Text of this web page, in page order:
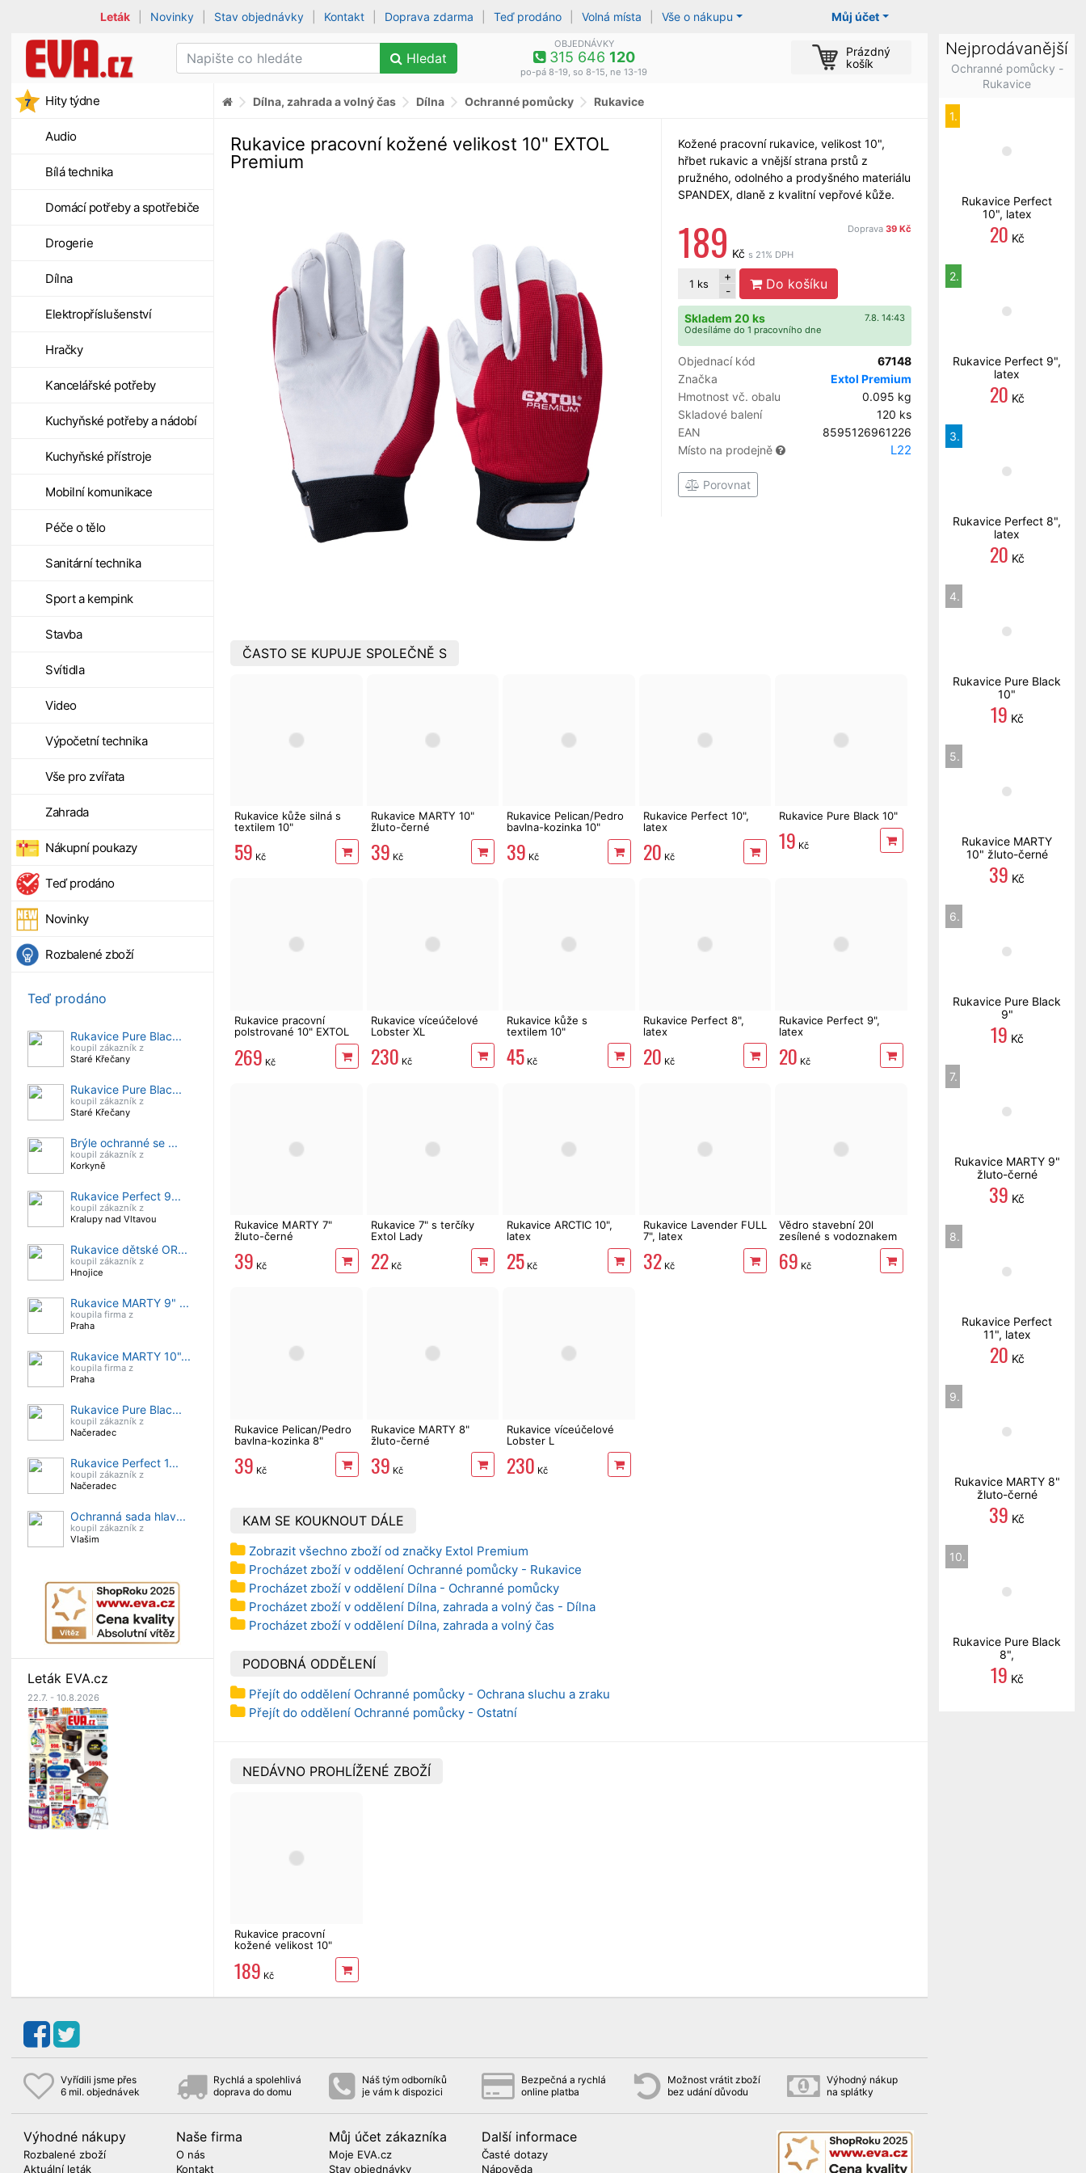
Můj účet
Leták Novinky Stav objednávky Kontakt Doprava zdarma Teď prodáno Volná místa Vše o nákupu
Hledat
OBJEDNÁVKY
315 646 120
po-pá 8-19, so 8-15, ne 13-19
Prázdný
košík
Hity týdne
Audio
Bílá technika
Domácí potřeby a spotřebiče
Drogerie
Dílna
Elektropříslušenství
Hračky
Kancelářské potřeby
Kuchyňské potřeby a nádobí
Kuchyňské přístroje
Mobilní komunikace
Péče o tělo
Sanitární technika
Sport a kempink
Stavba
Svítidla
Video
Výpočetní technika
Vše pro zvířata
Zahrada
Nákupní poukazy
Teď prodáno
Novinky
Rozbalené zboží
Teď prodáno
Rukavice Pure Blac...
koupil zákazník z
Staré Křečany
Rukavice Pure Blac...
koupil zákazník z
Staré Křečany
Brýle ochranné se ...
koupil zákazník z
Korkyně
Rukavice Perfect 9...
koupil zákazník z
Kralupy nad Vltavou
Rukavice dětské OR...
koupil zákazník z
Hnojice
Rukavice MARTY 9" ...
koupila firma z
Praha
Rukavice MARTY 10"...
koupila firma z
Praha
Rukavice Pure Blac...
koupil zákazník z
Načeradec
Rukavice Perfect 1...
koupil zákazník z
Načeradec
Ochranná sada hlav...
koupil zákazník z
Vlašim
Leták EVA.cz
22.7. - 10.8.2026
Dílna, zahrada a volný čas Dílna Ochranné pomůcky Rukavice
Kožené pracovní rukavice, velikost 10",
hřbet rukavic a vnější strana prstů z
pružného, odolného a prodyšného materiálu
SPANDEX, dlaně z kvalitní vepřové kůže.
Doprava 39 Kč
189 Kč s 21% DPH
1 ks
+
-
Do košíku
7.8. 14:43
Skladem 20 ks
Odesíláme do 1 pracovního dne
Objednací kód
67148
Značka
Extol Premium
Hmotnost vč. obalu
0.095 kg
Skladové balení
120 ks
EAN
8595126961226
Místo na prodejně
L22
Porovnat
Rukavice pracovní kožené velikost 10" EXTOL
Premium
ČASTO SE KUPUJE SPOLEČNĚ S
Rukavice kůže silná s
textilem 10"
59 Kč
Rukavice MARTY 10"
žluto-černé
39 Kč
Rukavice Pelican/Pedro
bavlna-kozinka 10"
39 Kč
Rukavice Perfect 10",
latex
20 Kč
Rukavice Pure Black 10"
19 Kč
Rukavice pracovní
polstrované 10" EXTOL
269 Kč
Rukavice víceúčelové
Lobster XL
230 Kč
Rukavice kůže s
textilem 10"
45 Kč
Rukavice Perfect 8",
latex
20 Kč
Rukavice Perfect 9",
latex
20 Kč
Rukavice MARTY 7"
žluto-černé
39 Kč
Rukavice 7" s terčíky
Extol Lady
22 Kč
Rukavice ARCTIC 10",
latex
25 Kč
Rukavice Lavender FULL
7", latex
32 Kč
Vědro stavební 20l
zesílené s vodoznakem
69 Kč
Rukavice Pelican/Pedro
bavlna-kozinka 8"
39 Kč
Rukavice MARTY 8"
žluto-černé
39 Kč
Rukavice víceúčelové
Lobster L
230 Kč
KAM SE KOUKNOUT DÁLE
Zobrazit všechno zboží od značky Extol Premium
Procházet zboží v oddělení Ochranné pomůcky - Rukavice
Procházet zboží v oddělení Dílna - Ochranné pomůcky
Procházet zboží v oddělení Dílna, zahrada a volný čas - Dílna
Procházet zboží v oddělení Dílna, zahrada a volný čas
PODOBNÁ ODDĚLENÍ
Přejít do oddělení Ochranné pomůcky - Ochrana sluchu a zraku
Přejít do oddělení Ochranné pomůcky - Ostatní
NEDÁVNO PROHLÍŽENÉ ZBOŽÍ
Rukavice pracovní
kožené velikost 10"
189 Kč
Vyřídili jsme přes
6 mil. objednávek
Rychlá a spolehlivá
doprava do domu
Náš tým odborníků
je vám k dispozici
Bezpečná a rychlá
online platba
Možnost vrátit zboží
bez udání důvodu
Výhodný nákup
na splátky
Výhodné nákupy
Rozbalené zboží
Aktuální leták
Naše firma
O nás
Kontakt
Můj účet zákazníka
Moje EVA.cz
Stav objednávky
Další informace
Časté dotazy
Nápověda
Nejprodávanější
Ochranné pomůcky -
Rukavice
1.
Rukavice Perfect
10", latex
20 Kč
2.
Rukavice Perfect 9",
latex
20 Kč
3.
Rukavice Perfect 8",
latex
20 Kč
4.
Rukavice Pure Black
10"
19 Kč
5.
Rukavice MARTY
10" žluto-černé
39 Kč
6.
Rukavice Pure Black
9"
19 Kč
7.
Rukavice MARTY 9"
žluto-černé
39 Kč
8.
Rukavice Perfect
11", latex
20 Kč
9.
Rukavice MARTY 8"
žluto-černé
39 Kč
10.
Rukavice Pure Black
8",
19 Kč